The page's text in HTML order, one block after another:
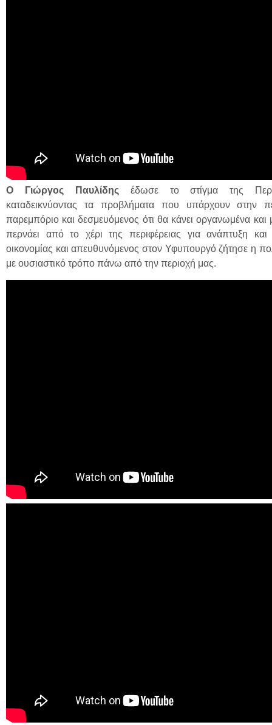
Ο Γιώργος Παυλίδης έδωσε το στίγμα της
καταδεικνύοντας τα προβλήματα που υπάρχουν στην
παρεμπόριο και δεσμευόμενος ότι θα κάνει οργανωμένα και
περνάει από το χέρι της περιφέρειας για ανάπτυξη
οικονομίας και απευθυνόμενος στον Υφυπουργό ζήτησε η
με ουσιαστικό τρόπο πάνω από την περιοχή μας.